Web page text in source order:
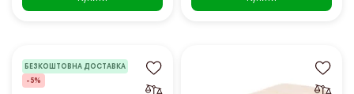
БЕЗКОШТОВНА ДОСТАВКА
-5%